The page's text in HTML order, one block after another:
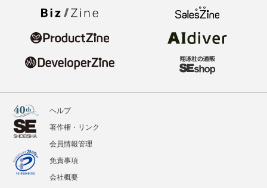
ヘルプ
著作権・リンク
会員情報管理
免責事項
会社概要